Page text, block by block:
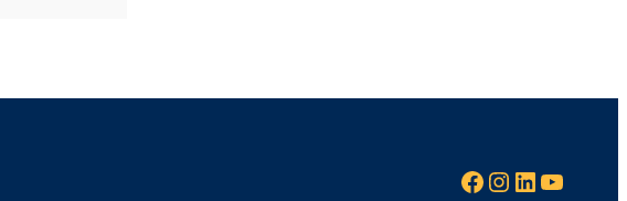
Facebook InstagramLinkedIn YouTube